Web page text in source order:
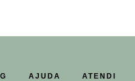
AJUDA ATENDI